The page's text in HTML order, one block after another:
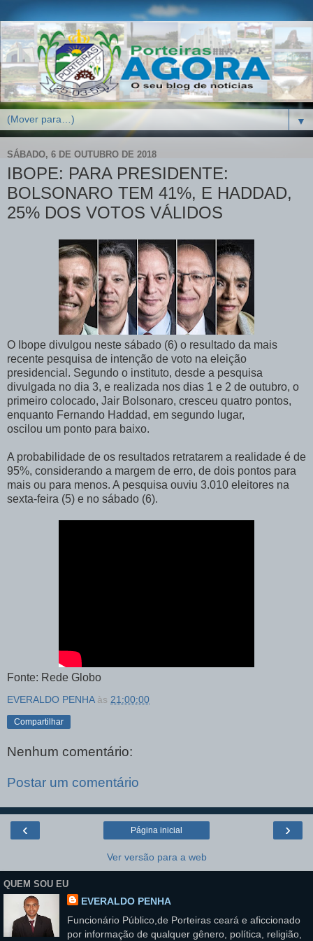
▼
SÁBADO, 6 DE OUTUBRO DE 2018
IBOPE: PARA PRESIDENTE:
BOLSONARO TEM 41%, E HADDAD,
25% DOS VOTOS VÁLIDOS
O Ibope divulgou neste sábado (6) o resultado da mais
recente pesquisa de intenção de voto na eleição
presidencial. Segundo o instituto, desde a pesquisa
divulgada no dia 3, e realizada nos dias 1 e 2 de outubro, o
primeiro colocado, Jair Bolsonaro, cresceu quatro pontos,
enquanto Fernando Haddad, em segundo lugar,
oscilou um ponto para baixo.
A probabilidade de os resultados retratarem a realidade é de
95%, considerando a margem de erro, de dois pontos para
mais ou para menos. A pesquisa ouviu 3.010 eleitores na
sexta-feira (5) e no sábado (6).
Fonte: Rede Globo
EVERALDO PENHA às 21:00:00
Compartilhar
Nenhum comentário:
Postar um comentário
‹ ›
Página inicial
Ver versão para a web
QUEM SOU EU
EVERALDO PENHA
Funcionário Público,de Porteiras ceará e aficcionado
por informação de qualquer gênero, política, religião,